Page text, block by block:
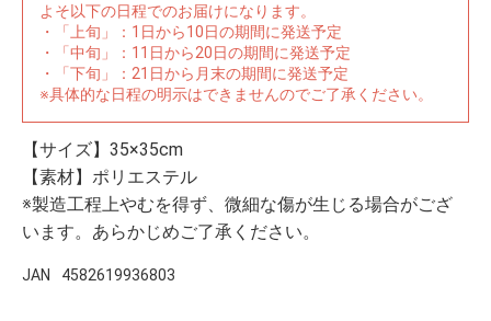
よそ以下の日程でのお届けになります。
・「上旬」：1日から10日の期間に発送予定
・「中旬」：11日から20日の期間に発送予定
・「下旬」：21日から月末の期間に発送予定
※具体的な日程の明示はできませんのでご了承ください。
【サイズ】35×35cm
【素材】ポリエステル
※製造工程上やむを得ず、微細な傷が生じる場合がござ
います。あらかじめご了承ください。
JAN 4582619936803
イラストレ
ーター
アダルトグ
ッズ